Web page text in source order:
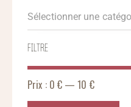
Sélectionner une
FILTRE
Prix : 0 € —10 €